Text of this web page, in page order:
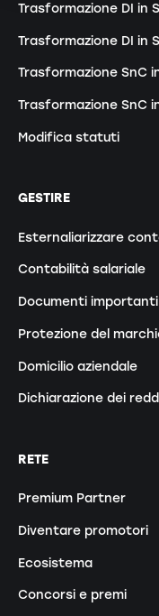
Trasformazione DI in
Trasformazione DI in
Trasformazione SnC
Trasformazione SnC
Modifica statuti
GESTIRE
Esternaliarizzare
Contabilità salariale
Documenti importanti
Protezione del
Domicilio aziendale
Dichiarazione dei
RETE
Premium Partner
Diventare promotori
Ecosistema
Concorsi e premi